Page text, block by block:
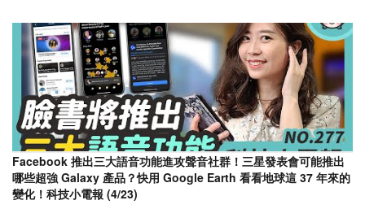
Facebook 推出三大語音功能進攻聲音社群！三星發表會可能推出
哪些超強 Galaxy 產品？快用 Google Earth 看看地球這 37 年來的
變化！科技小電報 (4/23)